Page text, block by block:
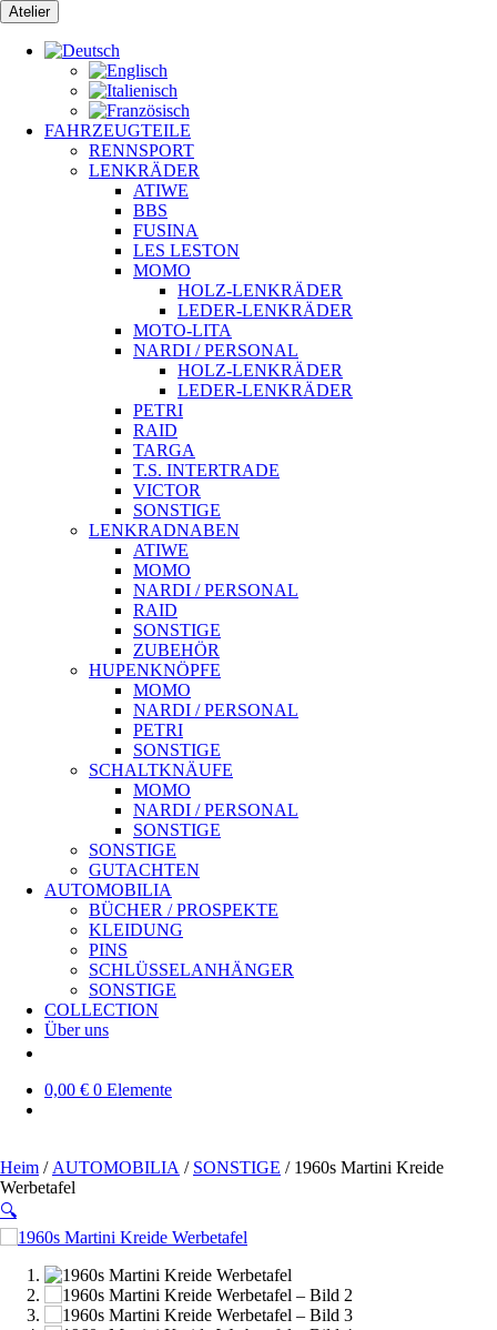
Zum
Inhalt
springen
Atelier
FAHRZEUGTEILE
RENNSPORT
LENKRÄDER
ATIWE
BBS
FUSINA
LES LESTON
MOMO
HOLZ-LENKRÄDER
LEDER-LENKRÄDER
MOTO-LITA
NARDI / PERSONAL
HOLZ-LENKRÄDER
LEDER-LENKRÄDER
PETRI
RAID
TARGA
T.S. INTERTRADE
VICTOR
SONSTIGE
LENKRADNABEN
ATIWE
MOMO
NARDI / PERSONAL
RAID
SONSTIGE
ZUBEHÖR
HUPENKNÖPFE
MOMO
NARDI / PERSONAL
PETRI
SONSTIGE
SCHALTKNÄUFE
MOMO
NARDI / PERSONAL
SONSTIGE
SONSTIGE
GUTACHTEN
AUTOMOBILIA
BÜCHER / PROSPEKTE
KLEIDUNG
PINS
SCHLÜSSELANHÄNGER
SONSTIGE
COLLECTION
Über uns
0,00 € 0 Elemente
Heim / AUTOMOBILIA / SONSTIGE / 1960s Martini Kreide
Werbetafel
🔍
SOLD OUT